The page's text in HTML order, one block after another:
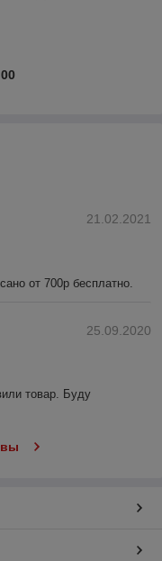
21.02.2021
от 700р бесплатно.
25.09.2020
товар. Буду